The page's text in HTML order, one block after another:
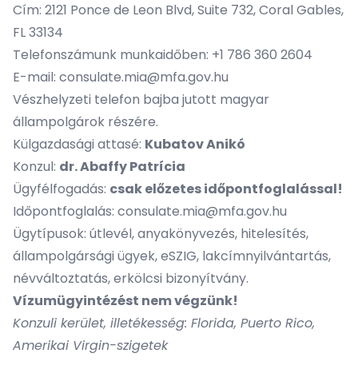
Cím: 2121 Ponce de Leon Blvd, Suite 732, Coral Gables,
FL 33134
Telefonszámunk munkaidőben: +1 786 360 2604
E-mail: consulate.mia@mfa.gov.hu
Vészhelyzeti telefon bajba jutott magyar
állampolgárok részére.
Külgazdasági attasé: Kubatov Anikó
Konzul: dr. Abaffy Patrícia
Ügyfélfogadás: csak előzetes időpontfoglalással!
Időpontfoglalás: consulate.mia@mfa.gov.hu
Ügytípusok: útlevél, anyakönyvezés, hitelesítés,
állampolgársági ügyek, eSZIG, lakcímnyilvántartás,
névváltoztatás, erkölcsi bizonyítvány.
Vízumügyintézést nem végzünk!
Konzuli kerület, illetékesség: Florida, Puerto Rico,
Amerikai Virgin-szigetek